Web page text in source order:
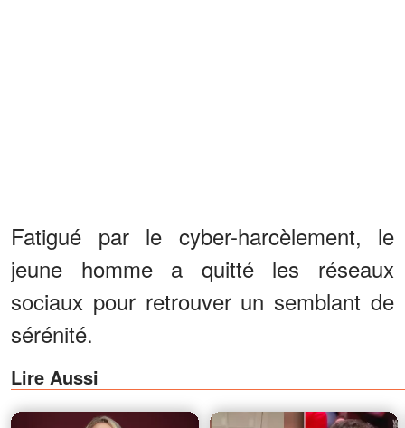
Fatigué par le cyber-harcèlement, le
jeune homme a quitté les réseaux
sociaux pour retrouver un semblant de
sérénité.
Lire Aussi